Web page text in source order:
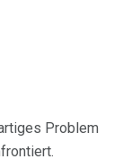
Problem